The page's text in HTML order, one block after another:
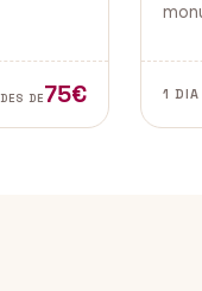
DES DE75€ 1 DIA